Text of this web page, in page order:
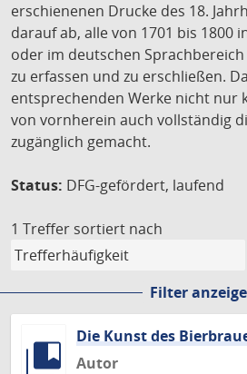
erschienenen Drucke des 18.
darauf ab, alle von 1701 bis 1800
oder im deutschen
zu erfassen und zu erschließen.
entsprechenden Werke nicht nur
von vornherein auch vollständig
zugänglich gemacht.
Status: DFG-gefördert, laufend
1 Treffer sortiert nach
Filter
Die Kunst des
Autor